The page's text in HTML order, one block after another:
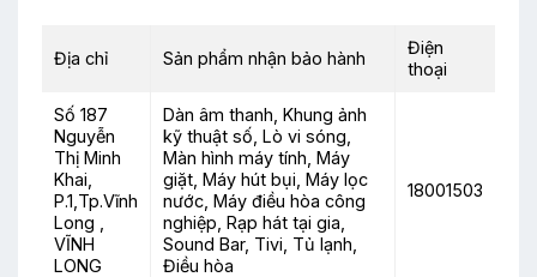
Địa chỉ Sản phẩm nhận bảo hành
Điện
thoại
Số 187
Nguyễn
Thị Minh
Khai,
P.1,Tp.Vĩnh
Long ,
VĨNH
LONG
Dàn âm thanh, Khung ảnh
kỹ thuật số, Lò vi sóng,
Màn hình máy tính, Máy
giặt, Máy hút bụi, Máy lọc
nước, Máy điều hòa công
nghiệp, Rạp hát tại gia,
Sound Bar, Tivi, Tủ lạnh,
Điều hòa
18001503